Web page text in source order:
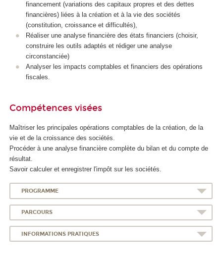
financement (variations des capitaux propres et des dettes
financières) liées à la création et à la vie des sociétés
(constitution, croissance et difficultés),
Réaliser une analyse financière des états financiers (choisir,
construire les outils adaptés et rédiger une analyse
circonstanciée)
Analyser les impacts comptables et financiers des opérations
fiscales.
Compétences visées
Maîtriser les principales opérations comptables de la création, de la
vie et de la croissance des sociétés.
Procéder à une analyse financière complète du bilan et du compte de
résultat.
Savoir calculer et enregistrer l'impôt sur les sociétés.
PROGRAMME
PARCOURS
INFORMATIONS PRATIQUES